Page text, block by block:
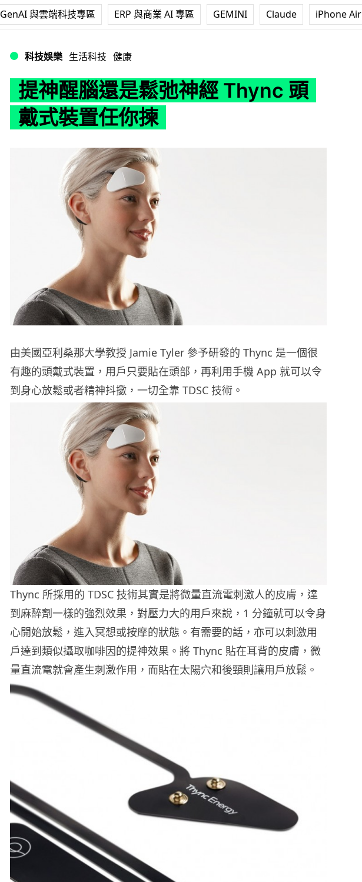
GenAI 與雲端科技專區 ERP 與商業 AI 專區 GEMINI Claude iPhone Air
科技娛樂 生活科技 健康
提神醒腦還是鬆弛神經 Thync 頭
戴式裝置任你揀
由美國亞利桑那大學教授 Jamie Tyler 參予研發的 Thync 是一個很
有趣的頭戴式裝置，用戶只要貼在頭部，再利用手機 App 就可以令
到身心放鬆或者精神抖擻，一切全靠 TDSC 技術。
Thync 所採用的 TDSC 技術其實是將微量直流電刺激人的皮膚，達
到麻醉劑一樣的強烈效果，對壓力大的用戶來說，1 分鐘就可以令身
心開始放鬆，進入冥想或按摩的狀態。有需要的話，亦可以刺激用
戶達到類似攝取咖啡因的提神效果。將 Thync 貼在耳背的皮膚，微
量直流電就會產生刺激作用，而貼在太陽穴和後頸則讓用戶放鬆。